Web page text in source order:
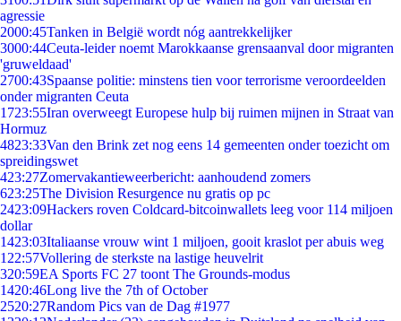
agressie
2000:45Tanken in België wordt nóg aantrekkelijker
3000:44Ceuta-leider noemt Marokkaanse grensaanval door migranten
'gruweldaad'
2700:43Spaanse politie: minstens tien voor terrorisme veroordeelden
onder migranten Ceuta
1723:55Iran overweegt Europese hulp bij ruimen mijnen in Straat van
Hormuz
4823:33Van den Brink zet nog eens 14 gemeenten onder toezicht om
spreidingswet
423:27Zomervakantieweerbericht: aanhoudend zomers
623:25The Division Resurgence nu gratis op pc
2423:09Hackers roven Coldcard-bitcoinwallets leeg voor 114 miljoen
dollar
1423:03Italiaanse vrouw wint 1 miljoen, gooit kraslot per abuis weg
1 22:57Vollering de sterkste na lastige heuvelrit
320:59EA Sports FC 27 toont The Grounds-modus
1420:46Long live the 7th of October
2520:27Random Pics van de Dag #1977